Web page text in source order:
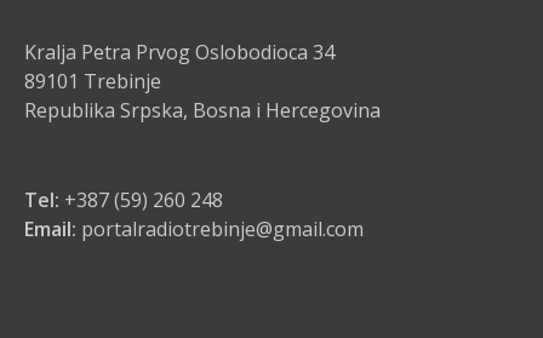
Kralja Petra Prvog Oslobodioca 34
89101 Trebinje
Republika Srpska, Bosna i Hercegovina
Tel: +387 (59) 260 248
Email: portalradiotrebinje@gmail.com